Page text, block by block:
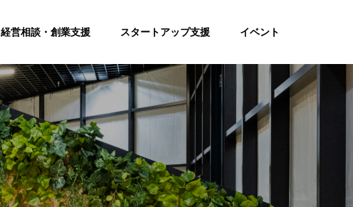
経営相談・創業支援 スタートアップ支援 イベント